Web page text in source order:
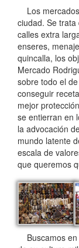
Los
ciudad. Se
calles extra
enseres,
quincalla, los
Mercado
sobre todo el
conseguir
mejor
se entierran en
la advocación
mundo latente
escala de
que queremos
Buscamos en